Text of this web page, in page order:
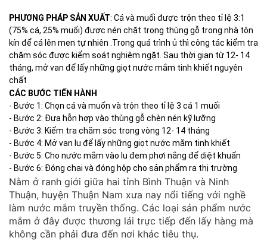
PHƯƠNG PHÁP SẢN XUẤT: Cá và muối được trộn theo tỉ lệ 3:1
(75% cá, 25% muối) được nén chặt trong thùng gỗ trong nhà tôn
kín để cá lên men tự nhiên .Trong quá trình ủ thì công tác kiểm tra
chăm sóc được kiểm soát nghiêm ngặt. Sau thời gian từ 12- 14
tháng, mở van để lấy những giọt nước mắm tinh khiết nguyên
chất
CÁC BƯỚC TIẾN HÀNH
- Bước 1: Chọn cá và muốn và trộn theo tỉ lệ 3 cá 1 muối
- Bước 2: Đưa hỗn hợp vào thùng gỗ chèn nén kỹ lưỡng
- Bước 3: Kiểm tra chăm sóc trong vòng 12- 14 tháng
- Bước 4: Mở van lu để lấy những giọt nước mắm tinh khiết
- Bước 5: Cho nước mắm vào lu đem phơi nắng để diệt khuẩn
- Bước 6: Đóng chai và đóng hộp cho sản phẩm ra thị trường
Nằm ở ranh giới giữa hai tỉnh Bình Thuận và Ninh
Thuận, huyện Thuận Nam xưa nay nổi tiếng với nghề
làm nước mắm truyền thống. Các loại sản phẩm nước
mắm ở đây được thương lái trực tiếp đến lấy hàng mà
không cần phải đưa đến nơi khác tiêu thụ.